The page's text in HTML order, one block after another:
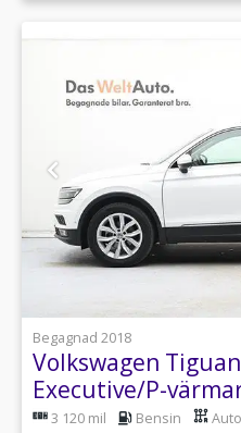
Begagnad 2018
Volkswagen
Executive/P-
3 120 mil Bensin